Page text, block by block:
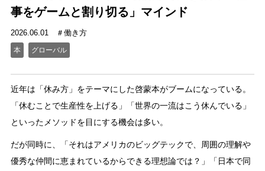
事をゲームと割り切る」マインド
2026.06.01 働き方
本 グローバル
近年は「休み方」をテーマにした啓蒙本がブームになっている。
「休むことで生産性を上げる」「世界の一流はこう休んでいる」
といったメソッドを目にする機会は多い。
だが同時に、「それはアメリカのビッグテックで、周囲の理解や
優秀な仲間に恵まれているからできる理想論では？」「日本で同